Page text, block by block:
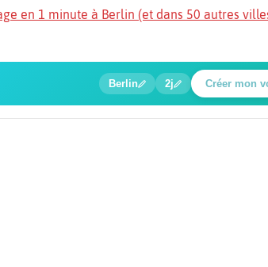
en 1 minute à Berlin (et dans 50 autres
🔍
🔍
🔍
🍲
🔍
Poste de contrôle Charlie
Berlin 2j Créer mon